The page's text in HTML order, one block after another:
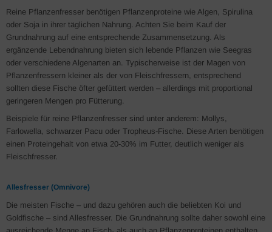
Reine Pflanzenfresser benötigen Pflanzenproteine wie Algen, Spirulina
oder Soja in ihrer täglichen Nahrung. Achten Sie beim Kauf der
Grundnahrung auf eine entsprechende Zusammensetzung. Als
ergänzende Lebendnahrung bieten sich lebende Pflanzen wie Seegras
oder verschiedene Algenarten an. Typischerweise ist der Magen von
Pflanzenfressern kleiner als der von Fleischfressern, entsprechend
sollten diese Fische öfter gefüttert werden – allerdings mit proportional
geringeren Mengen pro Fütterung.
Beispiele für reine Pflanzenfresser sind unter anderem: Mollys,
Farlowella, schwarzer Pacu oder Tropheus-Fische. Diese Arten benötigen
einen Proteingehalt von etwa 20-30% im Futter, deutlich weniger als
Fleischfresser.
Allesfresser (Omnivore)
Die meisten Fische – und dazu gehören auch die beliebten Koi und
Goldfische – sind Allesfresser. Die Grundnahrung sollte daher sowohl eine